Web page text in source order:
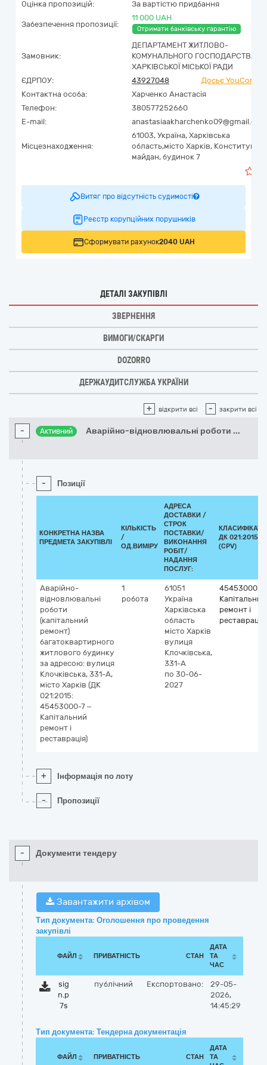
Оцінка пропозицій:
За вартістю придбання
Забезпечення пропозиції:
11 000 UAH
Отримати банківську гарантію
Замовник:
ДЕПАРТАМЕНТ ЖИТЛОВО-
КОМУНАЛЬНОГО ГОСПОДАРСТВА
ХАРКІВСЬКОЇ МІСЬКОЇ РАДИ
ЄДРПОУ:
43927048
Досьє YouControl
Контактна особа:
Харченко Анастасія
Телефон:
380577252660
E-mail:
anastasiaakharchenko09@gmail.com
Місцезнаходження:
61003, Україна, Харківська
область,місто Харків, Конституції
майдан, будинок 7
Витяг про відсутність судимості
Реєстр корупційних порушників
Сформувати рахунок2040 UAH
ДЕТАЛІ ЗАКУПІВЛІ
ЗВЕРНЕННЯ
ВИМОГИ/СКАРГИ
DOZORRO
ДЕРЖАУДИТСЛУЖБА УКРАЇНИ
+ відкрити всі - закрити всі
- Активний Аварійно-відновлювальні роботи ...
- Позиції
КОНКРЕТНА НАЗВА
ПРЕДМЕТА ЗАКУПІВЛІ
КІЛЬКІСТЬ
/
ОД.ВИМІРУ
АДРЕСА
ДОСТАВКИ /
СТРОК
ПОСТАВКИ/
ВИКОНАННЯ
РОБІТ/
НАДАННЯ
ПОСЛУГ:
ДК 021:2015
(CPV)
Аварійно-
відновлювальні
роботи
(капітальний
ремонт)
багатоквартирного
житлового будинку
за адресою: вулиця
Клочківська, 331-А,
місто Харків (ДК
021:2015:
45453000-7 –
Капітальний
ремонт і
реставрація)
1
робота
61051
Україна
Харківська
область
місто Харків
вулиця
Клочківська,
331-А
по 30-06-
2027
45453000-7
Капітальний
ремонт і
реставрація
+ Інформація по лоту
- Пропозиції
- Документи тендеру
Завантажити архівом
Тип документа: Оголошення про проведення
закупівлі
ФАЙЛ ПРИВАТНІСТЬ СТАН
ДАТА
ТА
ЧАС
sig
n.p
7s
публічний Експортовано:
29-05-
2026,
14:45:29
Тип документа: Тендерна документація
ФАЙЛ ПРИВАТНІСТЬ СТАН
ДАТА
ТА